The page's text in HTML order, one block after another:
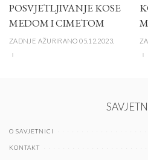
POSVJETLJIVANJE KOSE
MEDOM I CIMETOM
ZADNJE AŽURIRANO 05.12.2023.
O SAVJETNICI
KONTAKT